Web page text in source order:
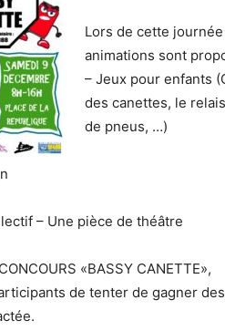
Lors de cette
animations sont
– Jeux pour enfants
des canettes, le
de pneus, …)
– Une pièce de théâtre
«BASSY CANETTE»,
de tenter de gagner